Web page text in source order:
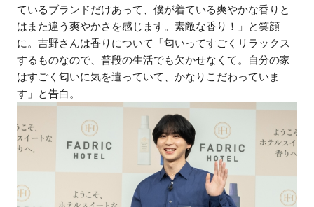
ているブランドだけあって、僕が着ている爽やかな香りと
はまた違う爽やかさを感じます。素敵な香り！」と笑顔
に。吉野さんは香りについて「匂いってすごくリラックス
するものなので、普段の生活でも欠かせなくて。自分の家
はすごく匂いに気を遣っていて、かなりこだわっていま
す」と告白。